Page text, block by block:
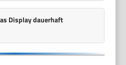
Display dauerhaft